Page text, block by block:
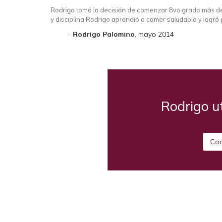
Rodrigo tomó la decisión de comenzar 8vo grado más
y disciplina Rodrigo aprendió a comer saludable y
Rodrigo Palomino, mayo 2014
Rodrigo